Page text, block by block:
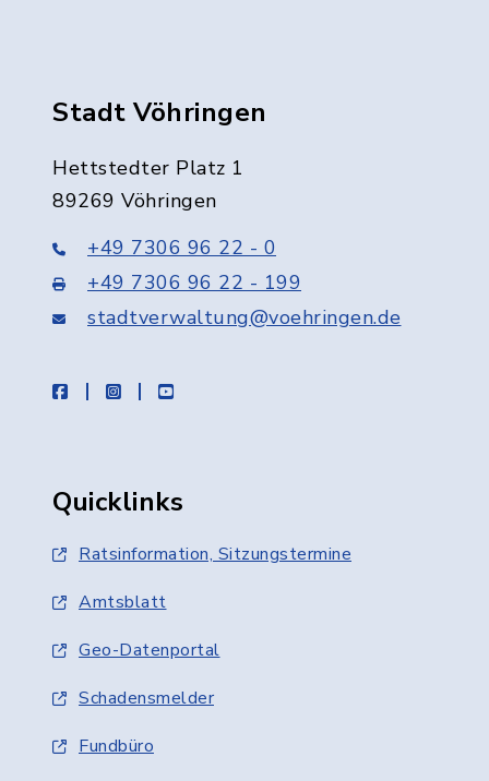
Stadt Vöhringen
Hettstedter Platz 1
89269 Vöhringen
+49 7306 96 22 - 0
+49 7306 96 22 - 199
stadtverwaltung@voehringen.de
facebookinstagramyoutube
Quicklinks
Ratsinformation, Sitzungstermine
Amtsblatt
Geo-Datenportal
Schadensmelder
Fundbüro